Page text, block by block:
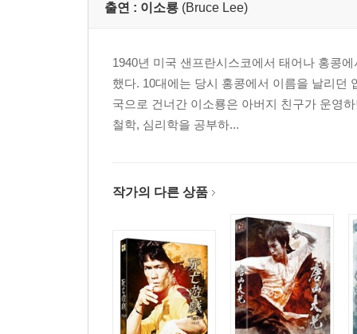
출연 : 이소룡 (Bruce Lee)
1940년 미국 샌프란시스코에서 태어나 홍콩
했다. 10대에는 당시 홍콩에서 이름을 날리던
국으로 건너간 이소룡은 아버지 친구가 운영
철학, 심리학을 공부하...
작가의 다른 상품